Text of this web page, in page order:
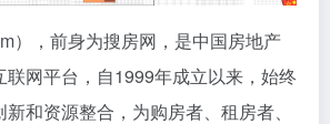
），前身为搜房网，是中国房地产
联网平台，自1999年成立以来，始终
和资源整合，为购房者、租房者、